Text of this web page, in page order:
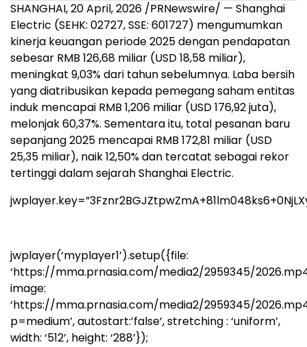
SHANGHAI,20 April, 2026 /PRNewswire/ — Shanghai
Electric (SEHK: 02727, SSE: 601727) mengumumkan
kinerja keuangan periode 2025 dengan pendapatan
sebesar RMB 126,68 miliar (USD 18,58 miliar),
meningkat 9,03% dari tahun sebelumnya. Laba bersih
yang diatribusikan kepada pemegang saham entitas
induk mencapai RMB 1,206 miliar (USD 176,92 juta),
melonjak 60,37%. Sementara itu, total pesanan baru
sepanjang 2025 mencapai RMB 172,81 miliar (USD
25,35 miliar), naik 12,50% dan tercatat sebagai rekor
tertinggi dalam sejarah Shanghai Electric.
jwplayer(‘myplayer1’).setup({file:
‘https://mma.prnasia.com/media2/2959345/
image:
‘https://mma.prnasia.com/media2/2959345/
p=medium’, autostart:’false’, stretching : ‘uniform’,
width: ‘512’, height: ‘288’});